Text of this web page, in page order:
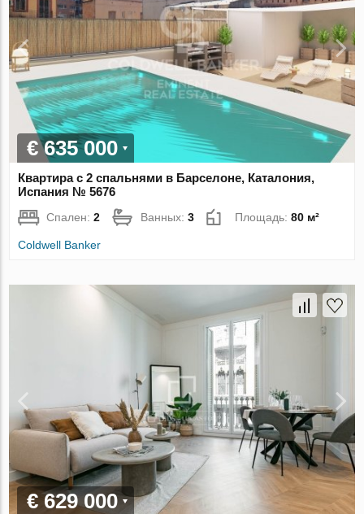
€ 635 000
Квартира с 2 спальнями в Барселоне, Каталония,
Испания № 5676
Спален:2 Ванных:3 Площадь:80 м²
Coldwell Banker
€ 629 000